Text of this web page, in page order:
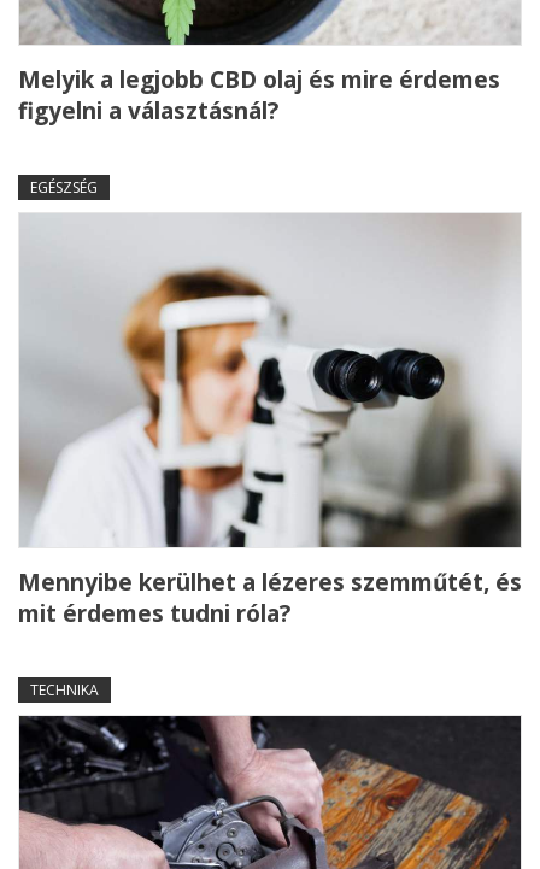
Melyik a legjobb CBD olaj és mire érdemes
figyelni a választásnál?
EGÉSZSÉG
Mennyibe kerülhet a lézeres szemműtét, és
mit érdemes tudni róla?
TECHNIKA